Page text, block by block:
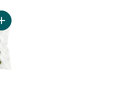
Ajouter Courgettes naturellement